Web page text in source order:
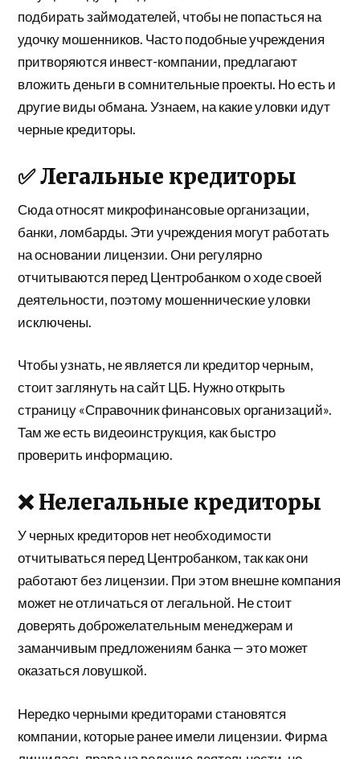
подбирать займодателей, чтобы не попасться на
удочку мошенников. Часто подобные учреждения
притворяются инвест-компании, предлагают
вложить деньги в сомнительные проекты. Но есть и
другие виды обмана. Узнаем, на какие уловки идут
черные кредиторы.
✅ Легальные кредиторы
Сюда относят микрофинансовые организации,
банки, ломбарды. Эти учреждения могут работать
на основании лицензии. Они регулярно
отчитываются перед Центробанком о ходе своей
деятельности, поэтому мошеннические уловки
исключены.
Чтобы узнать, не является ли кредитор черным,
стоит заглянуть на сайт ЦБ. Нужно открыть
страницу «Справочник финансовых организаций».
Там же есть видеоинструкция, как быстро
проверить информацию.
❌ Нелегальные кредиторы
У черных кредиторов нет необходимости
отчитываться перед Центробанком, так как они
работают без лицензии. При этом внешне компания
может не отличаться от легальной. Не стоит
доверять доброжелательным менеджерам и
заманчивым предложениям банка — это может
оказаться ловушкой.
Нередко черными кредиторами становятся
компании, которые ранее имели лицензии. Фирма